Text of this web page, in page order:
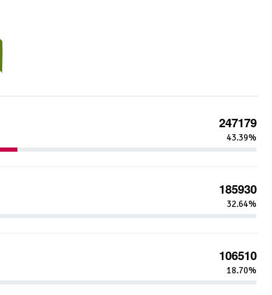
247179
43.39%
185930
32.64%
106510
18.70%